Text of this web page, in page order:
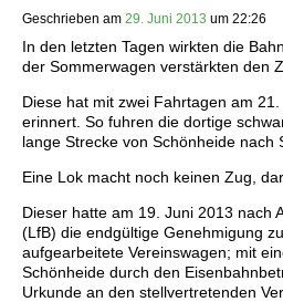
Geschrieben am 29. Juni 2013 um 22:26
In den letzten Tagen wirkten die
der Sommerwagen verstärkten den
Diese hat mit zwei Fahrtagen am
erinnert. So fuhren die dortige
lange Strecke von Schönheide nach
Eine Lok macht noch keinen Zug,
Dieser hatte am 19. Juni 2013 nach
(LfB) die endgültige Genehmigung
aufgearbeitete Vereinswagen; mit
Schönheide durch den
Urkunde an den stellvertretenden